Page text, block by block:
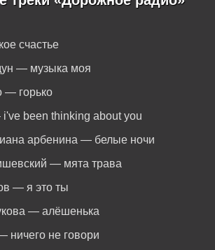
счастье
— музыка моя
— горько
been thinking about you
арбенина — белые ночи
— мята трава
— я это ты
— алёшенька
ничего не говори